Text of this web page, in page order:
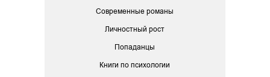
Современные романы
Личностный рост
Попаданцы
Книги по психологии